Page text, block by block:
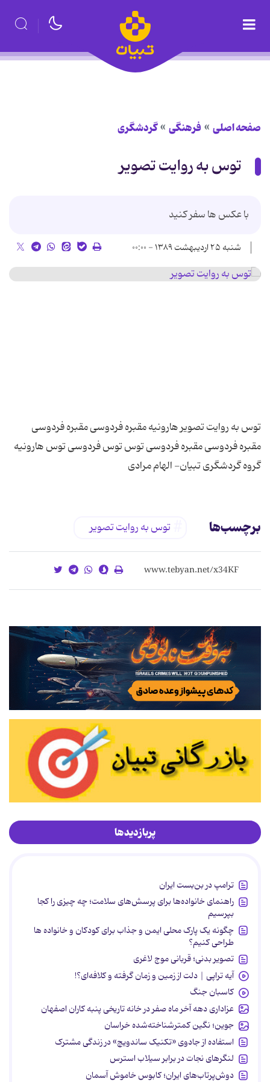
صفحه اصلی فرهنگی گردشگری
توس به روایت تصویر
با عکس ها سفر کنید
شنبه ۲۵ اردیبهشت ۱۳۸۹ - ۰۰:۰۰
توس به روایت تصویر هارونیه مقبره فردوسی مقبره فردوسی
مقبره فردوسی مقبره فردوسی توس توس فردوسی توس هارونیه
گروه گردشگری تبیان- الهام مرادی
برچسب‌ها توس به روایت تصویر
پربازدیدها
ترامپ در بن‌بست ایران
راهنمای خانواده‌ها برای پرسش‌های سلامت؛ چه چیزی را کجا
بپرسیم
چگونه یک پارک محلی ایمن و جذاب برای کودکان و خانواده ها
طراحی کنیم؟
تصویر بدنی؛ قربانی موج لاغری
آیه تراپی | دلت از زمین و زمان گرفته و کلافه‌ای؟!
کاسبان جنگ
عزاداری دهه آخر ماه صفر در خانه تاریخی پنبه کاران اصفهان
جوین؛ نگین کمترشناخته‌شده خراسان
استفاده از جادوی «تکنیک ساندویچ» در زندگی مشترک
لنگرهای نجات در برابر سیلاب استرس
دوش‌پرتاب‌های ایران؛ کابوس خاموش آسمان